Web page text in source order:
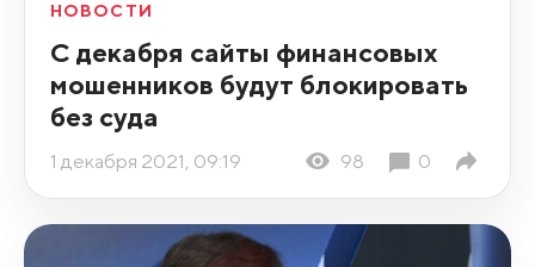
НОВОСТИ
С декабря сайты финансовых
мошенников будут блокировать
без суда
1 декабря 2021, 09:19 98 0